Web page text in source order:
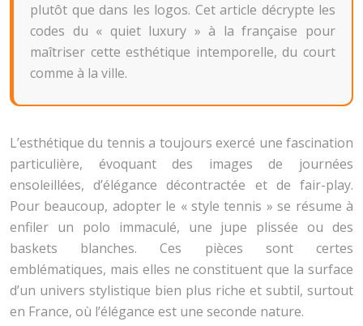
plutôt que dans les logos. Cet article décrypte les
codes du « quiet luxury » à la française pour
maîtriser cette esthétique intemporelle, du court
comme à la ville.
L’esthétique du tennis a toujours exercé une fascination
particulière, évoquant des images de journées
ensoleillées, d’élégance décontractée et de fair-play.
Pour beaucoup, adopter le « style tennis » se résume à
enfiler un polo immaculé, une jupe plissée ou des
baskets blanches. Ces pièces sont certes
emblématiques, mais elles ne constituent que la surface
d’un univers stylistique bien plus riche et subtil, surtout
en France, où l’élégance est une seconde nature.